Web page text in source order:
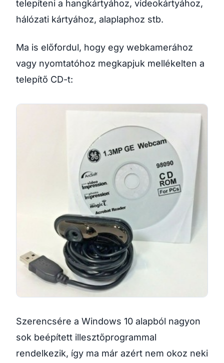
telepíteni a hangkártyához, videokártyához,
hálózati kártyához, alaplaphoz stb.
Ma is előfordul, hogy egy webkamerához
vagy nyomtatóhoz megkapjuk mellékelten a
telepítő CD-t:
Szerencsére a Windows 10 alapból nagyon
sok beépített illesztőprogrammal
rendelkezik, így ma már azért nem okoz neki